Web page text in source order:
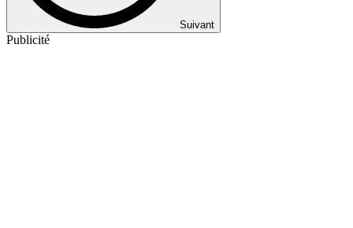
Suivant
Publicité